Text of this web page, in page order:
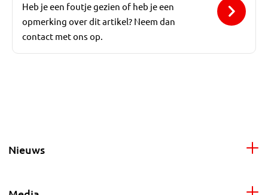
Heb je een foutje gezien of heb je een
opmerking over dit artikel? Neem dan
contact met ons op.
Nieuws